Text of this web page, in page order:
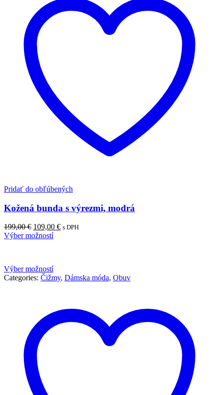
Pridať do obľúbených
Kožená bunda s výrezmi, modrá
199,00€ 109,00 € s DPH
Výber možností
Výber možností
Categories: Čižmy, Dámska móda, Obuv